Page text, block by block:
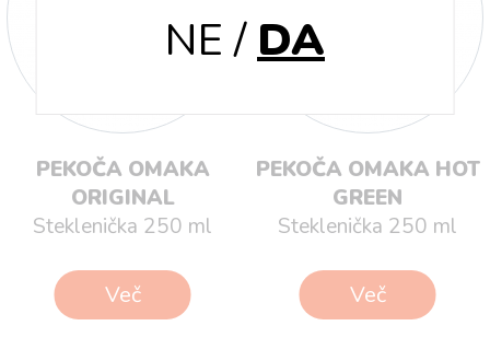
PEKOČA OMAKA
ORIGINAL
Steklenička 250 ml
Več
PEKOČA OMAKA HOT
GREEN
Steklenička 250 ml
Več
NE / DA